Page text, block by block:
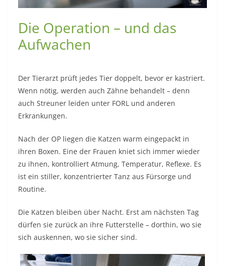
Die Operation – und das
Aufwachen
Der Tierarzt prüft jedes Tier doppelt, bevor er kastriert.
Wenn nötig, werden auch Zähne behandelt – denn
auch Streuner leiden unter FORL und anderen
Erkrankungen.
Nach der OP liegen die Katzen warm eingepackt in
ihren Boxen. Eine der Frauen kniet sich immer wieder
zu ihnen, kontrolliert Atmung, Temperatur, Reflexe. Es
ist ein stiller, konzentrierter Tanz aus Fürsorge und
Routine.
Die Katzen bleiben über Nacht. Erst am nächsten Tag
dürfen sie zurück an ihre Futterstelle – dorthin, wo sie
sich auskennen, wo sie sicher sind.